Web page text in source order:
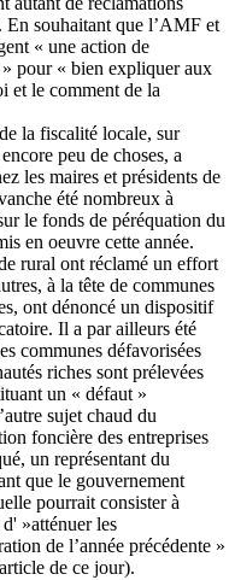
souhaitant que l’AMF et
« une action de
pour « bien expliquer aux
et le comment de la
la fiscalité locale, sur
peu de choses, a
les maires et présidents de
été nombreux à
le fonds de péréquation du
en oeuvre cette année.
rural ont réclamé un effort
à la tête de communes
ont dénoncé un dispositif
Il a par ailleurs été
communes défavorisées
riches sont prélevées
un « défaut »
sujet chaud du
foncière des entreprises
un représentant du
que le gouvernement
pourrait consister à
»atténuer les
de l’année précédente »
de ce jour).